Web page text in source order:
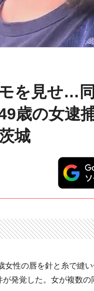
を見せ…
歳の女逮
城
性の唇を針と糸で縫
発覚した。女が複数